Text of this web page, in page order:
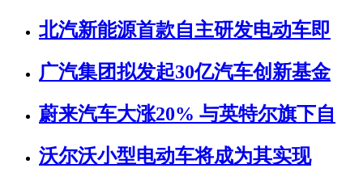
北汽新能源首款自主研发电动车即
广汽集团拟发起30亿汽车创新基金
蔚来汽车大涨20% 与英特尔旗下自
沃尔沃小型电动车将成为其实现